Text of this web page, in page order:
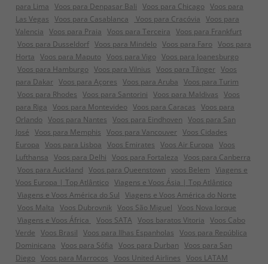
para Lima Voos para Denpasar Bali Voos para Chicago Voos para
Las Vegas Voos para Casablanca Voos para Cracóvia Voos para
Valencia Voos para Praia Voos para Terceira Voos para Frankfurt
Voos para Dusseldorf Voos para Mindelo Voos para Faro Voos para
Horta Voos para Maputo Voos para Vigo Voos para Joanesburgo
Voos para Hamburgo Voos para Vilnius Voos para Tânger Voos
para Dakar Voos para Açores Voos para Aruba Voos para Turim
Voos para Rhodes Voos para Santorini Voos para Maldivas Voos
para Riga Voos para Montevideo Voos para Caracas Voos para
Orlando Voos para Nantes Voos para Eindhoven Voos para San
José Voos para Memphis Voos para Vancouver Voos Cidades
Europa Voos para Lisboa Voos Emirates Voos Air Europa Voos
Lufthansa Voos para Delhi Voos para Fortaleza Voos para Canberra
Voos para Auckland Voos para Queenstown voos Belem Viagens e
Voos Europa | Top Atlântico Viagens e Voos Ásia | Top Atlântico
Viagens e Voos América do Sul Viagens e Voos América do Norte
Voos Malta Voos Dubrovnik Voos São Miguel Voos Nova Iorque
Viagens e Voos África
Voos SATA Voos baratos Vitoria Voos Cabo
Verde Voos Brasil Voos para Ilhas Espanholas Voos para República
Dominicana Voos para Sófia Voos para Durban Voos para San
Diego Voos para Marrocos Voos United Airlines Voos LATAM